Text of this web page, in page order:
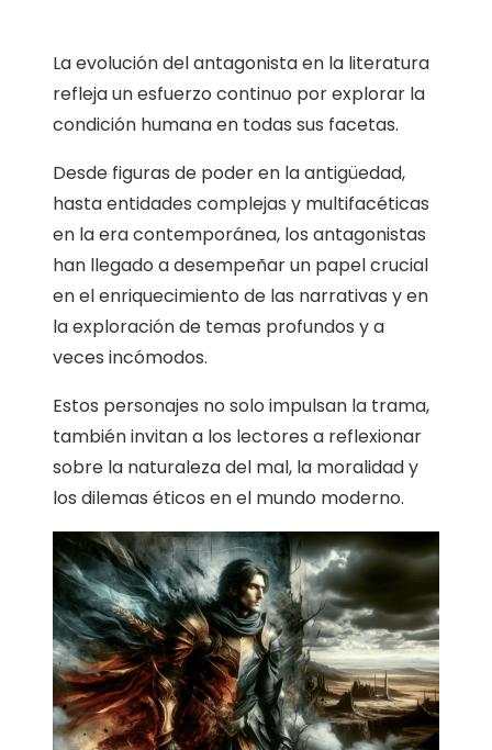
La evolución del antagonista en la literatura
refleja un esfuerzo continuo por explorar la
condición humana en todas sus facetas.
Desde figuras de poder en la antigüedad,
hasta entidades complejas y multifacéticas
en la era contemporánea, los antagonistas
han llegado a desempeñar un papel crucial
en el enriquecimiento de las narrativas y en
la exploración de temas profundos y a
veces incómodos.
Estos personajes no solo impulsan la trama,
también invitan a los lectores a reflexionar
sobre la naturaleza del mal, la moralidad y
los dilemas éticos en el mundo moderno.